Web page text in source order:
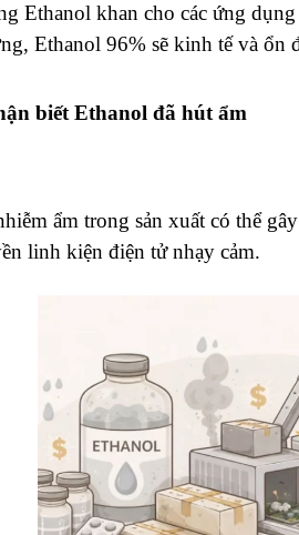
Ethanol khan cho các ứng
Ethanol 96% sẽ kinh tế và ổn
biết Ethanol đã hút ẩm
ẩm trong sản xuất có thể
linh kiện điện tử nhạy cảm.